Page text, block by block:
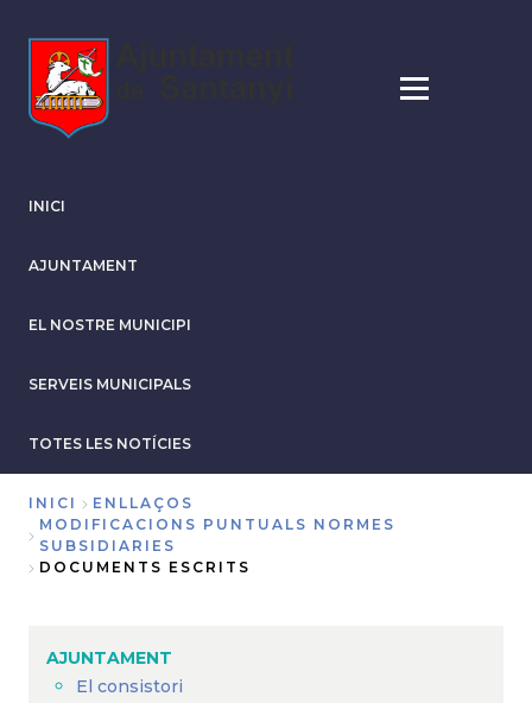
contingut
INICI
AJUNTAMENT
EL NOSTRE MUNICIPI
SERVEIS MUNICIPALS
TOTES LES NOTÍCIES
Fil
d'Ariadna
INICI
ENLLAÇOS
MODIFICACIONS PUNTUALS NORMES
SUBSIDIARIES
DOCUMENTS ESCRITS
AJUNTAMENT
El consistori